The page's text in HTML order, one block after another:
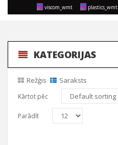
viscom_wmt plastics_wmt
KATEGORIJAS
Režģis Saraksts
Kārtot pēc
Parādīt